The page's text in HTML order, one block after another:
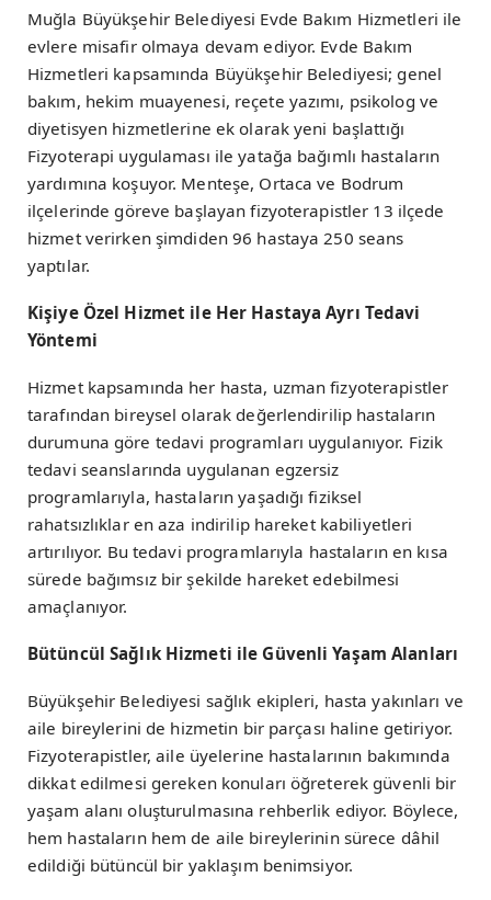
Muğla Büyükşehir Belediyesi Evde Bakım Hizmetleri ile
evlere misafir olmaya devam ediyor. Evde Bakım
Hizmetleri kapsamında Büyükşehir Belediyesi; genel
bakım, hekim muayenesi, reçete yazımı, psikolog ve
diyetisyen hizmetlerine ek olarak yeni başlattığı
Fizyoterapi uygulaması ile yatağa bağımlı hastaların
yardımına koşuyor. Menteşe, Ortaca ve Bodrum
ilçelerinde göreve başlayan fizyoterapistler 13 ilçede
hizmet verirken şimdiden 96 hastaya 250 seans
yaptılar.
Kişiye Özel Hizmet ile Her Hastaya Ayrı Tedavi
Yöntemi
Hizmet kapsamında her hasta, uzman fizyoterapistler
tarafından bireysel olarak değerlendirilip hastaların
durumuna göre tedavi programları uygulanıyor. Fizik
tedavi seanslarında uygulanan egzersiz
programlarıyla, hastaların yaşadığı fiziksel
rahatsızlıklar en aza indirilip hareket kabiliyetleri
artırılıyor. Bu tedavi programlarıyla hastaların en kısa
sürede bağımsız bir şekilde hareket edebilmesi
amaçlanıyor.
Bütüncül Sağlık Hizmeti ile Güvenli Yaşam Alanları
Büyükşehir Belediyesi sağlık ekipleri, hasta yakınları ve
aile bireylerini de hizmetin bir parçası haline getiriyor.
Fizyoterapistler, aile üyelerine hastalarının bakımında
dikkat edilmesi gereken konuları öğreterek güvenli bir
yaşam alanı oluşturulmasına rehberlik ediyor. Böylece,
hem hastaların hem de aile bireylerinin sürece dâhil
edildiği bütüncül bir yaklaşım benimsiyor.